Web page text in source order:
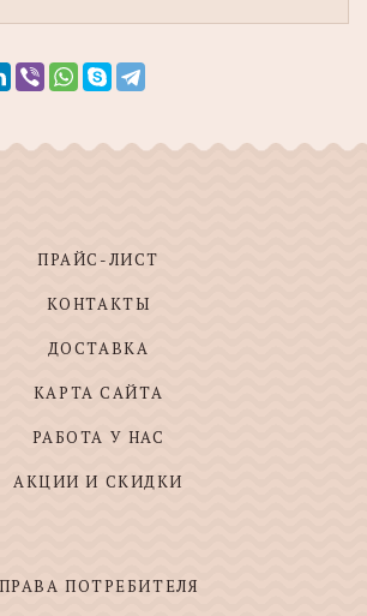
ПРАЙС-ЛИСТ
КОНТАКТЫ
ДОСТАВКА
КАРТА САЙТА
РАБОТА У НАС
АКЦИИ И СКИДКИ
ПРАВА ПОТРЕБИТЕЛЯ